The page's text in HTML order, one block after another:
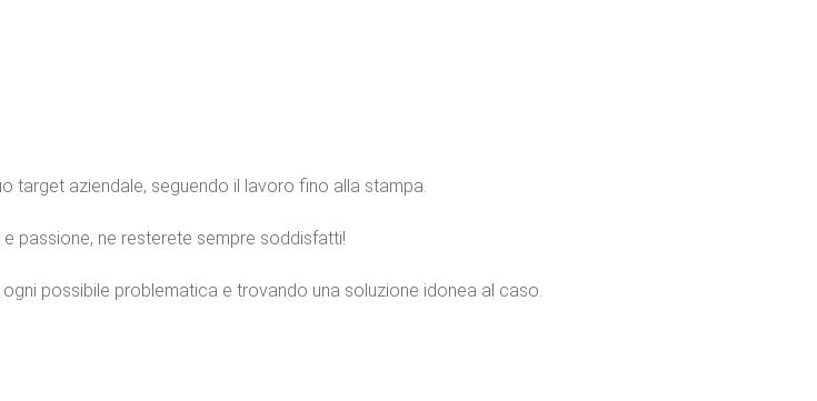
target aziendale, seguendo il lavoro fino alla stampa.
passione, ne resterete sempre soddisfatti!
possibile problematica e trovando una soluzione idonea al caso.